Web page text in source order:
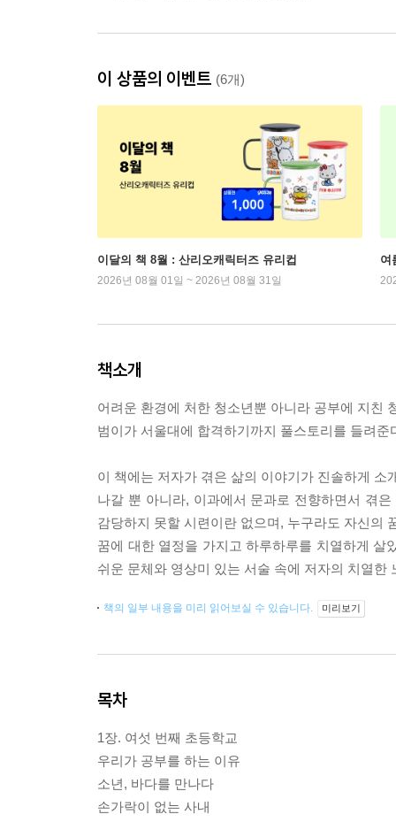
이 상품의 이벤트 (6개)
이달의 책 8월 : 산리오캐릭터즈 유리컵
2026년 08월 01일 ~ 2026년 08월 31일
여
책소개
어려운 환경에 처한 청소년뿐 아니라 공부에 지친
범이가 서울대에 합격하기까지 풀스토리를 들려준
이 책에는 저자가 겪은 삶의 이야기가 진솔하게
나갈 뿐 아니라, 이과에서 문과로 전향하면서 겪
감당하지 못할 시련이란 없으며, 누구라도 자신의
꿈에 대한 열정을 가지고 하루하루를 치열하게
쉬운 문체와 영상미 있는 서술 속에 저자의 치열한
책의 일부 내용을 미리 읽어보실 수 있습니다. 미리보기
목차
1장. 여섯 번째 초등학교
우리가 공부를 하는 이유
소년, 바다를 만나다
손가락이 없는 사내